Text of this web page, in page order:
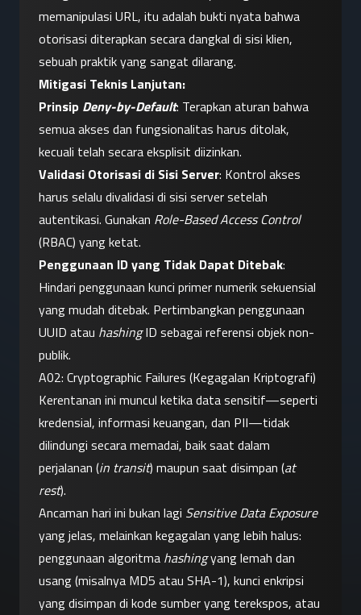
memanipulasi URL, itu adalah bukti nyata bahwa
otorisasi diterapkan secara dangkal di sisi klien,
sebuah praktik yang sangat dilarang.
Mitigasi Teknis Lanjutan:
Prinsip Deny-by-Default: Terapkan aturan bahwa
semua akses dan fungsionalitas harus ditolak,
kecuali telah secara eksplisit diizinkan.
Validasi Otorisasi di Sisi Server: Kontrol akses
harus selalu divalidasi di sisi server setelah
autentikasi. Gunakan Role-Based Access Control
(RBAC) yang ketat.
Penggunaan ID yang Tidak Dapat Ditebak:
Hindari penggunaan kunci primer numerik sekuensial
yang mudah ditebak. Pertimbangkan penggunaan
UUID atau hashing ID sebagai referensi objek non-
publik.
A02: Cryptographic Failures (Kegagalan Kriptografi)
Kerentanan ini muncul ketika data sensitif—seperti
kredensial, informasi keuangan, dan PII—tidak
dilindungi secara memadai, baik saat dalam
perjalanan (in transit) maupun saat disimpan (at
rest).
Ancaman hari ini bukan lagi Sensitive Data Exposure
yang jelas, melainkan kegagalan yang lebih halus:
penggunaan algoritma hashing yang lemah dan
usang (misalnya MD5 atau SHA-1), kunci enkripsi
yang disimpan di kode sumber yang terekspos, atau